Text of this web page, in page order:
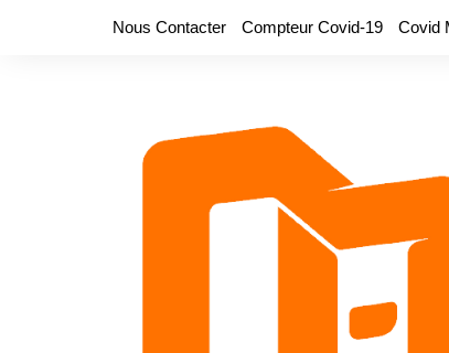
Nous Contacter Compteur Covid-19 Covid